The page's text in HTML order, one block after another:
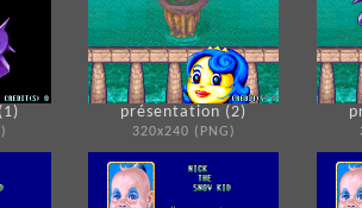
présentation (2)
320x240 (PNG)